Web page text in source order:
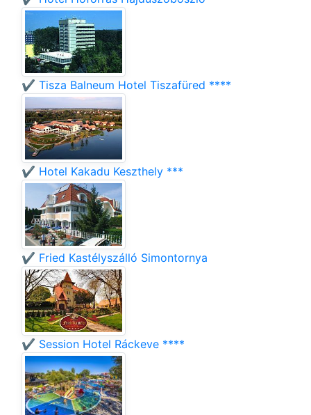
✔️ Tisza Balneum Hotel Tiszafüred ****
✔️ Hotel Kakadu Keszthely ***
✔️ Fried Kastélyszálló Simontornya
✔️ Session Hotel Ráckeve ****